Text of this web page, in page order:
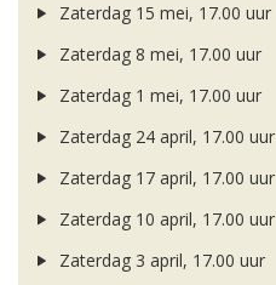
Zaterdag 15 mei, 17.00 uur
Zaterdag 8 mei, 17.00 uur
Zaterdag 1 mei, 17.00 uur
Zaterdag 24 april, 17.00 uur
Zaterdag 17 april, 17.00 uur
Zaterdag 10 april, 17.00 uur
Zaterdag 3 april, 17.00 uur